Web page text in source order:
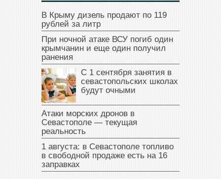
В Крыму дизель продают по 119
рублей за литр
При ночной атаке ВСУ погиб один
крымчанин и еще один получил
ранения
С 1 сентября занятия в
севастопольских школах
будут очными
Атаки морских дронов в
Севастополе — текущая
реальность
1 августа: в Севастополе топливо
в свободной продаже есть на 16
заправках